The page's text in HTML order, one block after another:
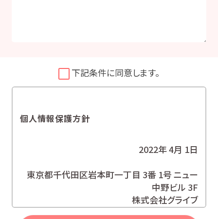
下記条件に同意します。
個人情報保護方針
2022年 4月 1日
東京都千代田区岩本町一丁目 3番 1号 ニュー
中野ビル 3F
株式会社グライブ
代表取締役 安田 潔